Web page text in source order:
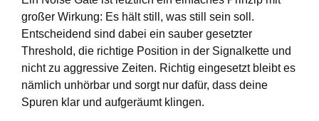
großer Wirkung: Es hält still, was still sein soll.
Entscheidend sind dabei ein sauber gesetzter
Threshold, die richtige Position in der Signalkette und
nicht zu aggressive Zeiten. Richtig eingesetzt bleibt es
nämlich unhörbar und sorgt nur dafür, dass deine
Spuren klar und aufgeräumt klingen.